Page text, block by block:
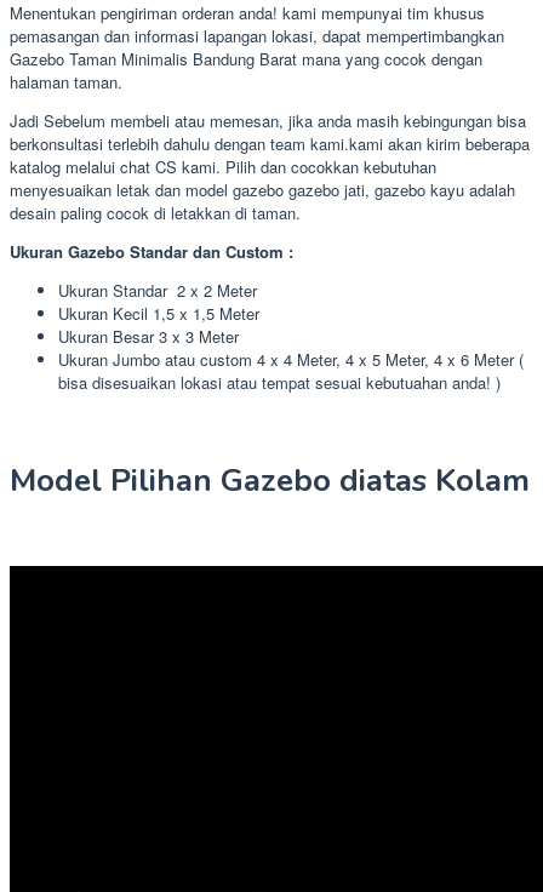
Menentukan pengiriman orderan anda! kami mempunyai tim khusus
pemasangan dan informasi lapangan lokasi, dapat mempertimbangkan
Gazebo Taman Minimalis Bandung Barat mana yang cocok dengan
halaman taman.
Jadi Sebelum membeli atau memesan, jika anda masih kebingungan bisa
berkonsultasi terlebih dahulu dengan team kami.kami akan kirim beberapa
katalog melalui chat CS kami. Pilih dan cocokkan kebutuhan
menyesuaikan letak dan model gazebo gazebo jati, gazebo kayu adalah
desain paling cocok di letakkan di taman.
Ukuran Gazebo Standar dan Custom :
Ukuran Standar 2 x 2 Meter
Ukuran Kecil 1,5 x 1,5 Meter
Ukuran Besar 3 x 3 Meter
Ukuran Jumbo atau custom 4 x 4 Meter, 4 x 5 Meter, 4 x 6 Meter (
bisa disesuaikan lokasi atau tempat sesuai kebutuahan anda! )
Model Pilihan Gazebo diatas Kolam